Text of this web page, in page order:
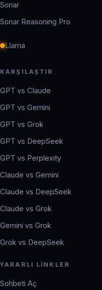
Sonar
Sonar Reasoning Pro
Llama
KARŞILAŞTIR
GPT vs Claude
GPT vs Gemini
GPT vs Grok
GPT vs DeepSeek
GPT vs Perplexity
Claude vs Gemini
Claude vs DeepSeek
Claude vs Grok
Gemini vs Grok
Grok vs DeepSeek
YARARLI LINKLER
Sohbeti Aç